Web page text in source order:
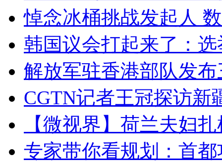
悼念冰桶挑战发起人
韩国议会打起来了：
解放军驻香港部队发
CGTN记者王冠探访新
【微视界】荷兰夫妇
专家带你看规划：首